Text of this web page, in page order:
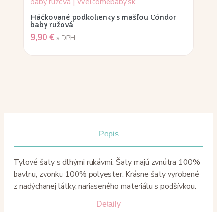
Háčkované podkolienky s mašľou Cóndor
baby ružová
9,90 € s DPH
Popis
Detaily
Tylové šaty s dlhými rukávmi. Šaty majú zvnútra 100%
bavlnu, zvonku 100% polyester. Krásne šaty vyrobené
z nadýchanej látky, nariaseného materiálu s podšívkou.